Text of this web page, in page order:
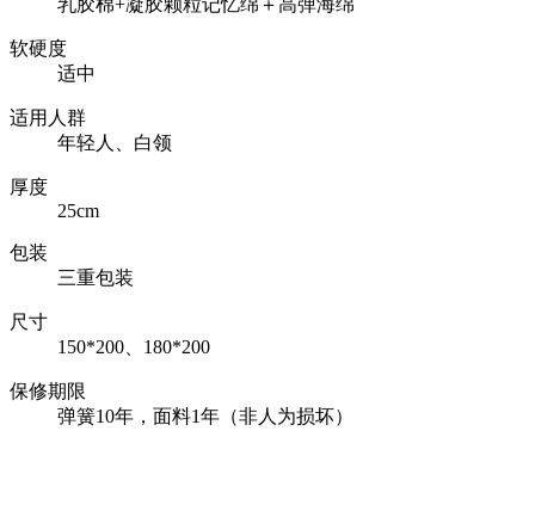
软硬度
适中
适用人群
年轻人、白领
厚度
25cm
包装
三重包装
尺寸
150*200、180*200
保修期限
弹簧10年，面料1年（非人为损坏）